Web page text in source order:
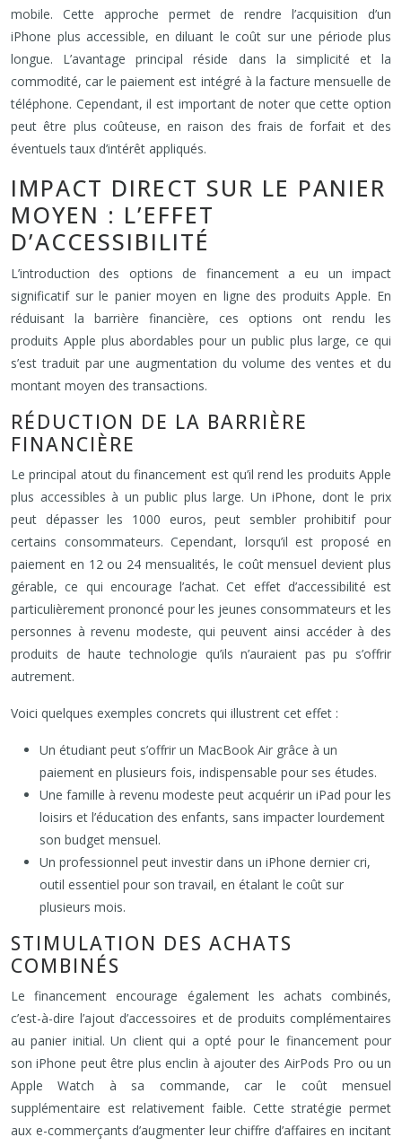
mobile. Cette approche permet de rendre l’acquisition d’un
iPhone plus accessible, en diluant le coût sur une période plus
longue. L’avantage principal réside dans la simplicité et la
commodité, car le paiement est intégré à la facture mensuelle de
téléphone. Cependant, il est important de noter que cette option
peut être plus coûteuse, en raison des frais de forfait et des
éventuels taux d’intérêt appliqués.
IMPACT DIRECT SUR LE PANIER
MOYEN : L’EFFET
D’ACCESSIBILITÉ
L’introduction des options de financement a eu un impact
significatif sur le panier moyen en ligne des produits Apple. En
réduisant la barrière financière, ces options ont rendu les
produits Apple plus abordables pour un public plus large, ce qui
s’est traduit par une augmentation du volume des ventes et du
montant moyen des transactions.
RÉDUCTION DE LA BARRIÈRE
FINANCIÈRE
Le principal atout du financement est qu’il rend les produits Apple
plus accessibles à un public plus large. Un iPhone, dont le prix
peut dépasser les 1000 euros, peut sembler prohibitif pour
certains consommateurs. Cependant, lorsqu’il est proposé en
paiement en 12 ou 24 mensualités, le coût mensuel devient plus
gérable, ce qui encourage l’achat. Cet effet d’accessibilité est
particulièrement prononcé pour les jeunes consommateurs et les
personnes à revenu modeste, qui peuvent ainsi accéder à des
produits de haute technologie qu’ils n’auraient pas pu s’offrir
autrement.
Voici quelques exemples concrets qui illustrent cet effet :
Un étudiant peut s’offrir un MacBook Air grâce à un
paiement en plusieurs fois, indispensable pour ses études.
Une famille à revenu modeste peut acquérir un iPad pour les
loisirs et l’éducation des enfants, sans impacter lourdement
son budget mensuel.
Un professionnel peut investir dans un iPhone dernier cri,
outil essentiel pour son travail, en étalant le coût sur
plusieurs mois.
STIMULATION DES ACHATS
COMBINÉS
Le financement encourage également les achats combinés,
c’est-à-dire l’ajout d’accessoires et de produits complémentaires
au panier initial. Un client qui a opté pour le financement pour
son iPhone peut être plus enclin à ajouter des AirPods Pro ou un
Apple Watch à sa commande, car le coût mensuel
supplémentaire est relativement faible. Cette stratégie permet
aux e-commerçants d’augmenter leur chiffre d’affaires en incitant